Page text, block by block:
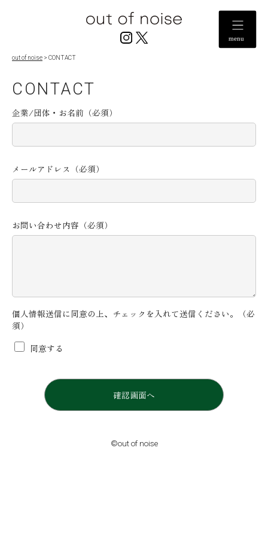
out of noise > CONTACT
CONTACT
企業/団体・お名前（必須）
メールアドレス（必須）
お問い合わせ内容（必須）
個人情報送信に同意の上、チェックを入れて送信ください。（必
須）
同意する
©out of noise